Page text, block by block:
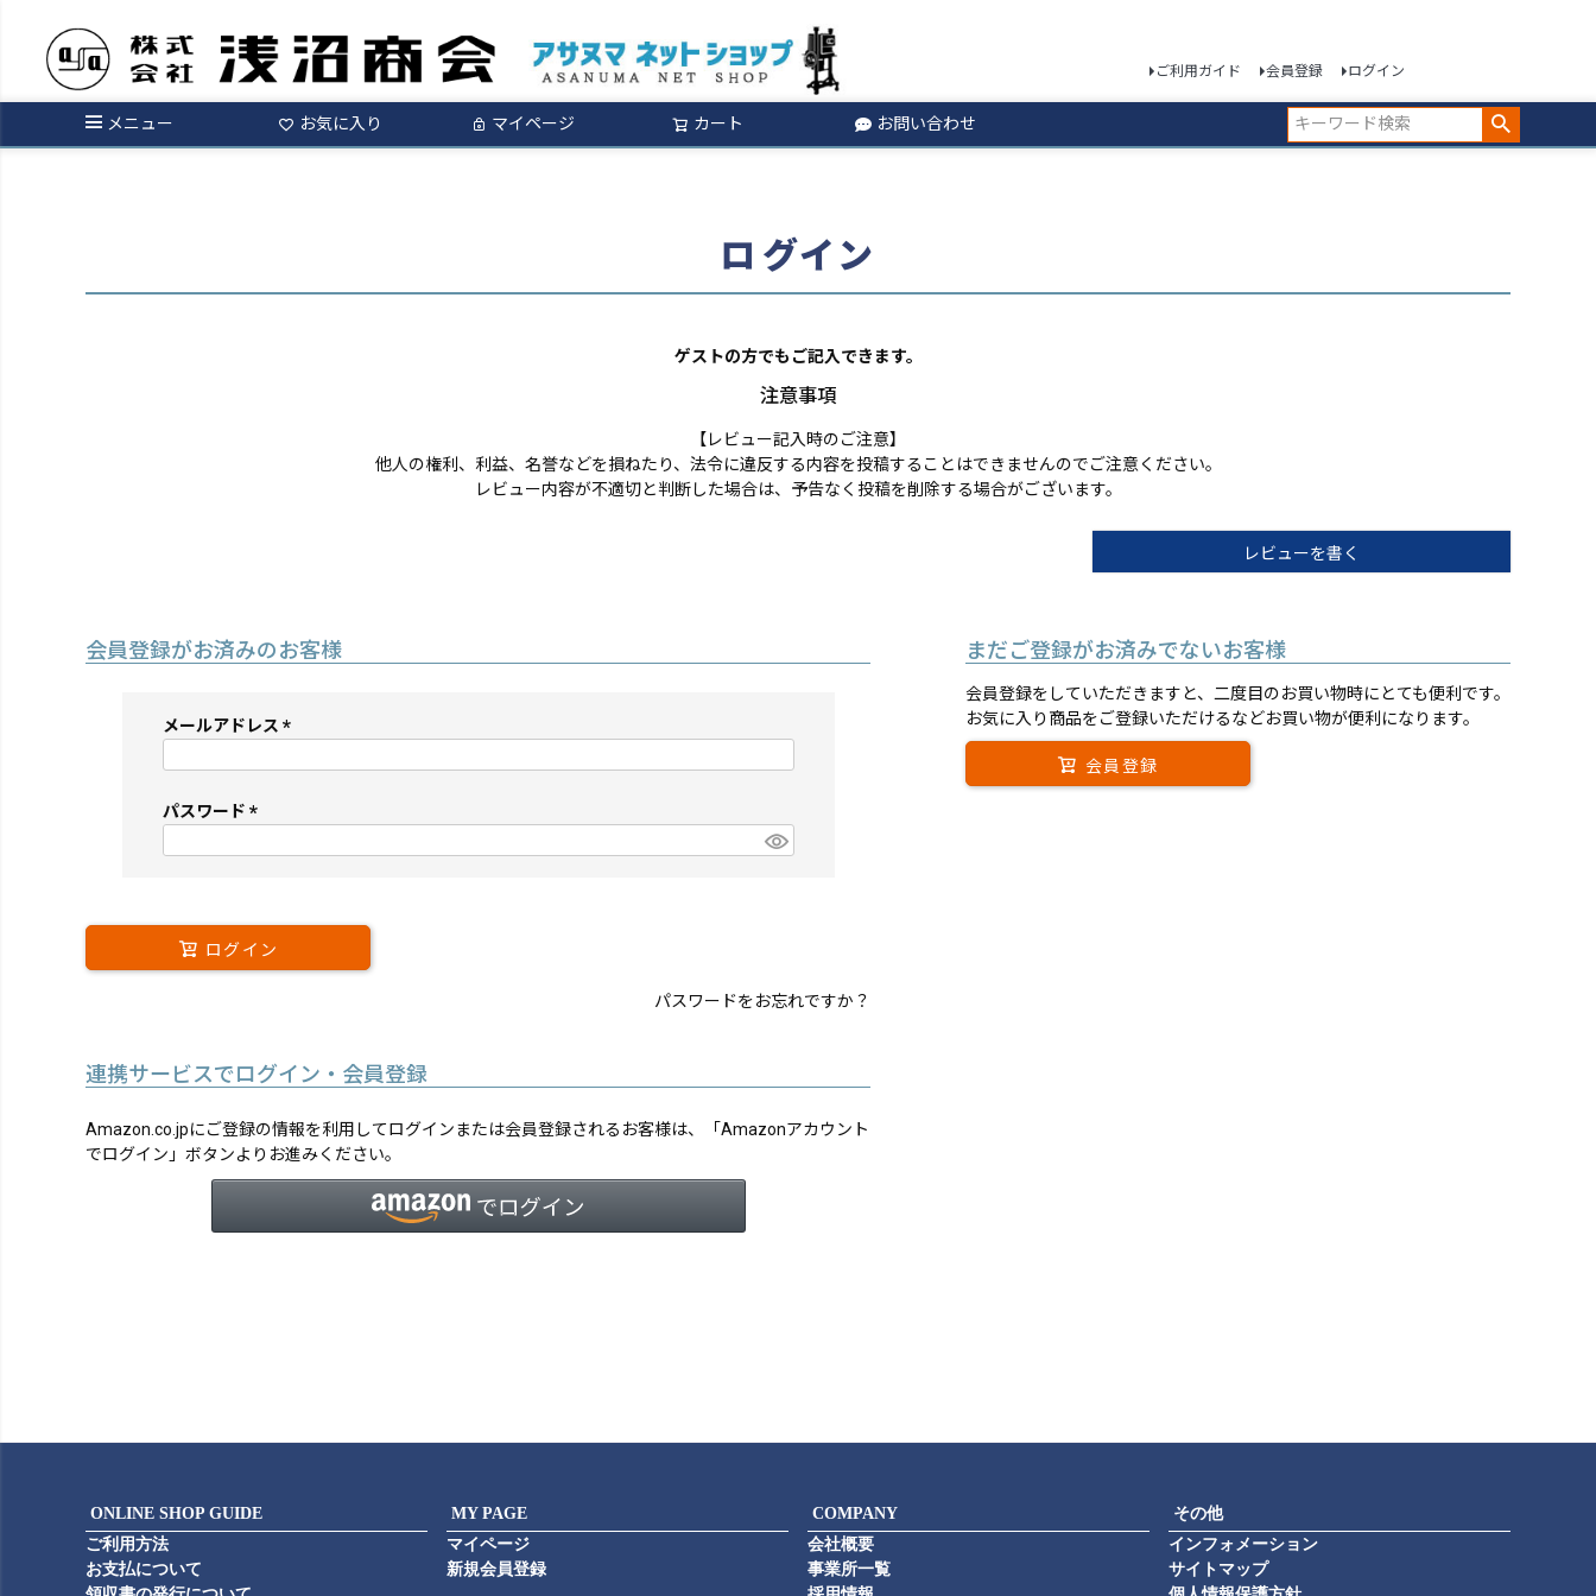
ご利用ガイド 会員登録 ログイン
メニュー お気に入り マイページ カート お問い合わせ
検索
ログイン
ゲストの方でもご記入できます。
注意事項
【レビュー記入時のご注意】
他人の権利、利益、名誉などを損ねたり、法令に違反する内容を投稿することはできませんのでご注意ください。
レビュー内容が不適切と判断した場合は、予告なく投稿を削除する場合がございます。
レビューを書く
会員登録がお済みのお客様
メールアドレス
須)
パスワード
須)
ログイン
パスワードをお忘れですか？
連携サービスでログイン・会員登録
Amazon.co.jpにご登録の情報を利用してログインまたは会員登録されるお客様は、「Amazonアカウント
でログイン」ボタンよりお進みください。
まだご登録がお済みでないお客様
会員登録をしていただきますと、二度目のお買い物時にとても便利です。
お気に入り商品をご登録いただけるなどお買い物が便利になります。
会員登録
ONLINE SHOP GUIDE
ご利用方法
お支払について
MY PAGE
マイページ
新規会員登録
COMPANY
会社概要
事業所一覧
その他
インフォメーション
サイトマップ